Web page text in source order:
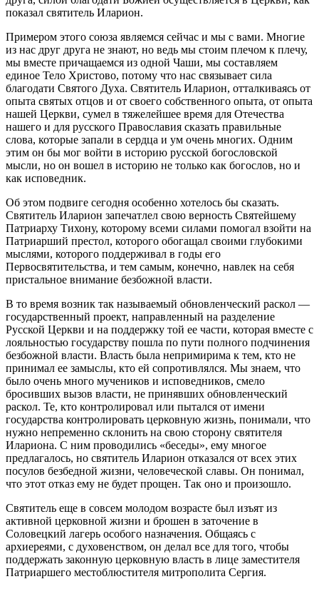
показал святитель Иларион.
Примером этого союза являемся сейчас и мы с вами. Многие
из нас друг друга не знают, но ведь мы стоим плечом к плечу,
мы вместе причащаемся из одной Чаши, мы составляем
единое Тело Христово, потому что нас связывает сила
благодати Святого Духа. Святитель Иларион, отталкиваясь от
опыта святых отцов и от своего собственного опыта, от опыта
нашей Церкви, сумел в тяжелейшее время для Отечества
нашего и для русского Православия сказать правильные
слова, которые запали в сердца и ум очень многих. Одним
этим он бы мог войти в историю русской богословской
мысли, но он вошел в историю не только как богослов, но и
как исповедник.
Об этом подвиге сегодня особенно хотелось бы сказать.
Святитель Иларион запечатлел свою верность Святейшему
Патриарху Тихону, которому всеми силами помогал взойти на
Патриарший престол, которого обогащал своими глубокими
мыслями, которого поддерживал в годы его
Первосвятительства, и тем самым, конечно, навлек на себя
пристальное внимание безбожной власти.
В то время возник так называемый обновленческий раскол —
государственный проект, направленный на разделение
Русской Церкви и на поддержку той ее части, которая вместе с
лояльностью государству пошла по пути полного подчинения
безбожной власти. Власть была непримирима к тем, кто не
принимал ее замыслы, кто ей сопротивлялся. Мы знаем, что
было очень много мучеников и исповедников, смело
бросивших вызов власти, не принявших обновленческий
раскол. Те, кто контролировал или пытался от имени
государства контролировать церковную жизнь, понимали, что
нужно непременно склонить на свою сторону святителя
Илариона. С ним проводились «беседы», ему многое
предлагалось, но святитель Иларион отказался от всех этих
посулов безбедной жизни, человеческой славы. Он понимал,
что этот отказ ему не будет прощен. Так оно и произошло.
Святитель еще в совсем молодом возрасте был изъят из
активной церковной жизни и брошен в заточение в
Соловецкий лагерь особого назначения. Общаясь с
архиереями, с духовенством, он делал все для того, чтобы
поддержать законную церковную власть в лице заместителя
Патриаршего местоблюстителя митрополита Сергия.